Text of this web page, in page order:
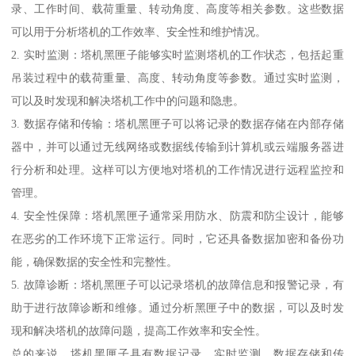
录、工作时间、载荷重量、转动角度、高度等相关参数。这些数据
可以用于分析塔机的工作效率、安全性和维护情况。
2. 实时监测：塔机黑匣子能够实时监测塔机的工作状态，包括起重
吊装过程中的载荷重量、高度、转动角度等参数。通过实时监测，
可以及时发现和解决塔机工作中的问题和隐患。
3. 数据存储和传输：塔机黑匣子可以将记录的数据存储在内部存储
器中，并可以通过无线网络或数据线传输到计算机或云端服务器进
行分析和处理。这样可以方便地对塔机的工作情况进行远程监控和
管理。
4. 安全性保障：塔机黑匣子通常采用防水、防震和防尘设计，能够
在恶劣的工作环境下正常运行。同时，它还具备数据加密和备份功
能，确保数据的安全性和完整性。
5. 故障诊断：塔机黑匣子可以记录塔机的故障信息和报警记录，有
助于进行故障诊断和维修。通过分析黑匣子中的数据，可以及时发
现和解决塔机的故障问题，提高工作效率和安全性。